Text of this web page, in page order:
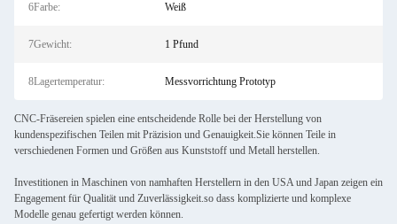
6Farbe: Weiß
7Gewicht: 1 Pfund
8Lagertemperatur: Messvorrichtung Prototyp
CNC-Fräsereien spielen eine entscheidende Rolle bei der Herstellung von
kundenspezifischen Teilen mit Präzision und Genauigkeit.Sie können Teile in
verschiedenen Formen und Größen aus Kunststoff und Metall herstellen.
Investitionen in Maschinen von namhaften Herstellern in den USA und Japan zeigen ein
Engagement für Qualität und Zuverlässigkeit.so dass komplizierte und komplexe
Modelle genau gefertigt werden können.